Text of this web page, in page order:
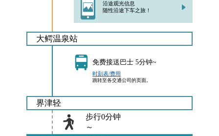
沿途观光信息
随性沿途下车之旅！
大鳄温泉站
免费接送巴士 5分钟~
时刻表/费用
跳转至各交通公司的页面。
界津轻
步行0分钟
～